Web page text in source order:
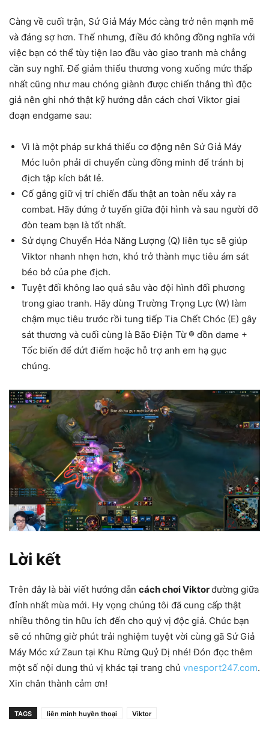
Càng về cuối trận, Sứ Giả Máy Móc càng trở nên mạnh mẽ
và đáng sợ hơn. Thế nhưng, điều đó không đồng nghĩa với
việc bạn có thể tùy tiện lao đầu vào giao tranh mà chẳng
cần suy nghĩ. Để giảm thiểu thương vong xuống mức thấp
nhất cũng như mau chóng giành được chiến thắng thì độc
giả nên ghi nhớ thật kỹ hướng dẫn cách chơi Viktor giai
đoạn endgame sau:
Vì là một pháp sư khá thiếu cơ động nên Sứ Giả Máy
Móc luôn phải di chuyển cùng đồng minh để tránh bị
địch tập kích bắt lẻ.
Cố gắng giữ vị trí chiến đấu thật an toàn nếu xảy ra
combat. Hãy đứng ở tuyến giữa đội hình và sau người đỡ
đòn team bạn là tốt nhất.
Sử dụng Chuyển Hóa Năng Lượng (Q) liên tục sẽ giúp
Viktor nhanh nhẹn hơn, khó trở thành mục tiêu ám sát
béo bở của phe địch.
Tuyệt đối không lao quá sâu vào đội hình đối phương
trong giao tranh. Hãy dùng Trường Trọng Lực (W) làm
chậm mục tiêu trước rồi tung tiếp Tia Chết Chóc (E) gây
sát thương và cuối cùng là Bão Điện Từ ® dồn dame +
Tốc biến để dứt điểm hoặc hỗ trợ anh em hạ gục
chúng.
Lời kết
Trên đây là bài viết hướng dẫn cách chơi Viktorđường giữa
đỉnh nhất mùa mới. Hy vọng chúng tôi đã cung cấp thật
nhiều thông tin hữu ích đến cho quý vị độc giả. Chúc bạn
sẽ có những giờ phút trải nghiệm tuyệt vời cùng gã Sứ Giả
Máy Móc xứ Zaun tại Khu Rừng Quỷ Dị nhé! Đón đọc thêm
một số nội dung thú vị khác tại trang chủ vnesport247.com.
Xin chân thành cảm ơn!
TAGS liên minh huyền thoại Viktor